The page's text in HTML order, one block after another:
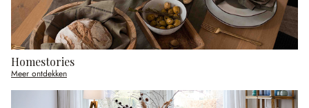
Homestories
Meer ontdekken